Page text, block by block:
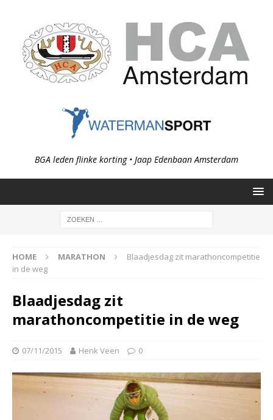
BGA leden flinke korting • Jaap Edenbaan Amsterdam
HOME MARATHON
Blaadjesdag zit marathoncompetitie
in de weg
Blaadjesdag zit
marathoncompetitie in de weg
07/11/2015 Henk Veen 0